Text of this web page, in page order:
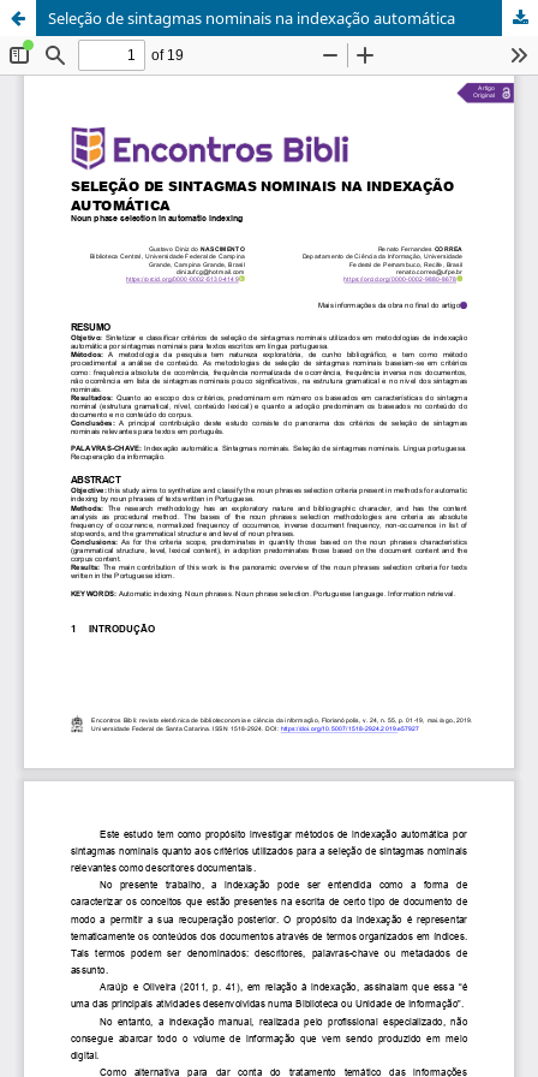
Seleção de sintagmas nominais na indexação automática